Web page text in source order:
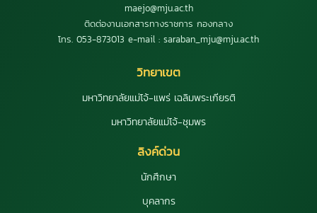
maejo@mju.ac.th
ติดต่องานเอกสารทางราชการ กองกลาง
โทร. 053-873013 e-mail : saraban_mju@mju.ac.th
วิทยาเขต
มหาวิทยาลัยแม่โจ้-แพร่ เฉลิมพระเกียรติ
มหาวิทยาลัยแม่โจ้-ชุมพร
ลิงค์ด่วน
นักศึกษา
บุคลากร